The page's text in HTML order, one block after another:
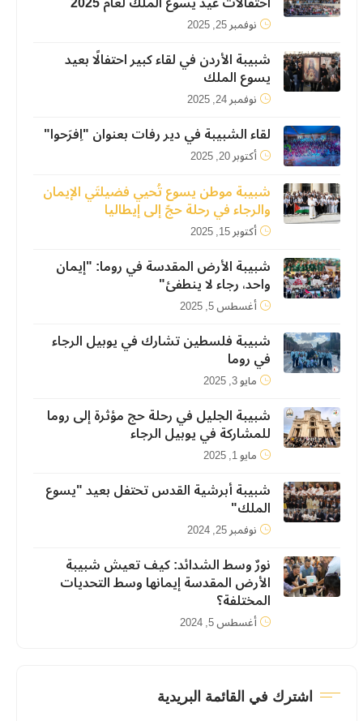
نوفمبر 25, 2025
شبيبة الأردن في لقاء كبير احتفالًا بعيد
يسوع الملك
نوفمبر 24, 2025
لقاء الشبيبة في دير رفات بعنوان "اِفرَحوا"
أكتوبر 20, 2025
شبيبة موطن يسوع تُحيي فضيلتَي الإيمان
والرجاء في رحلة حجّ إلى إيطاليا
أكتوبر 15, 2025
شبيبة الأرض المقدسة في روما: "إيمان
واحد، رجاء لا ينطفئ"
أغسطس 5, 2025
شبيبة فلسطين تشارك في يوبيل الرجاء
في روما
مايو 3, 2025
شبيبة الجليل في رحلة حج مؤثرة إلى روما
للمشاركة في يوبيل الرجاء
مايو 1, 2025
شبيبة أبرشية القدس تحتفل بعيد "يسوع
الملك"
نوفمبر 25, 2024
نورٌ وسط الشدائد: كيف تعيش شبيبة
الأرض المقدسة إيمانها وسط التحديات
المختلفة؟
أغسطس 5, 2024
اشترك في القائمة البريدية